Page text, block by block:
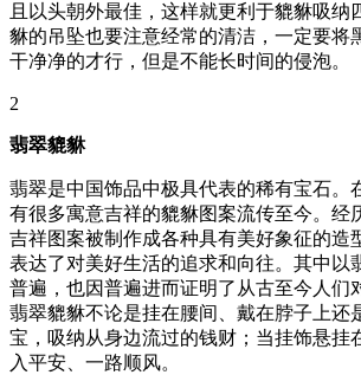
且以头朝外最佳，这样就更利于貔貅吸纳
貅的吊坠也要注意经常的清洁，一定要将
干净净的才行，但是不能长时间的侵泡。
2
翡翠貔貅
翡翠是中国饰品中极具代表的稀有宝石。
有很多寓意吉祥的貔貅图案流传至今。经
吉祥图案被制作成各种具有美好象征的造
表达了对美好生活的追求和向往。其中以
普遍，也因普遍进而证明了从古至今人们
翡翠貔貅不论是挂在腰间、戴在脖子上还
宝，吸纳从身边流过的钱财；当挂饰悬挂
入平安、一路顺风。